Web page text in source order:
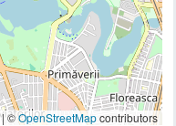
|©OpenStreetMapcontributors